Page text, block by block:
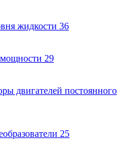
жидкости 36
29
двигателей постоянного
25